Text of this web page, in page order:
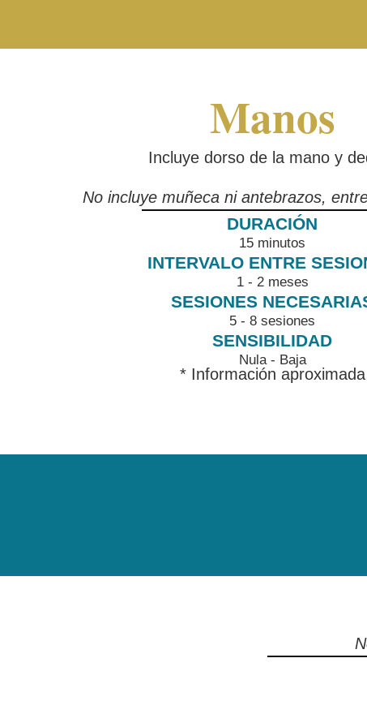
Manos
Incluye dorso de la mano y
No incluye muñeca ni antebrazos,
15 minutos
1 - 2 meses
5 - 8 sesiones
Nula - Baja
* Información aproximada